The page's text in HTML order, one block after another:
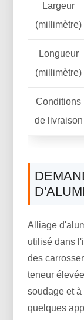
Largeur
(millimètre)
Longueur
(millimètre)
Conditions
de livraison
Alliage
utilisé dans
des
teneur
soudage et
quelques